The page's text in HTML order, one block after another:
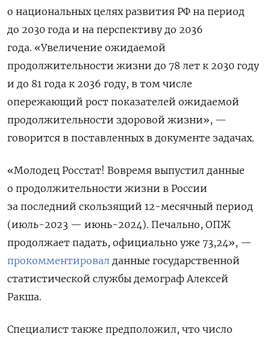
о национальных целях развития РФ на период
до 2030 года и на перспективу до 2036
года. «Увеличение ожидаемой
продолжительности жизни до 78 лет к 2030 году
и до 81 года к 2036 году, в том числе
опережающий рост показателей ожидаемой
продолжительности здоровой жизни», —
говорится в поставленных в документе задачах.
«Молодец Росстат! Вовремя выпустил данные
о продолжительности жизни в России
за последний скользящий 12-месячный период
(июль-2023 — июнь-2024). Печально, ОПЖ
продолжает падать, официально уже 73,24», —
прокомментировал данные государственной
статистической службы демограф Алексей
Ракша.
Специалист также предположил, что число